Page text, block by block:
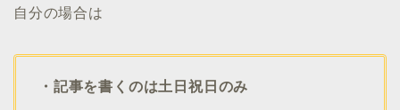
自分の場合は
・記事を書くのは土日祝日のみ